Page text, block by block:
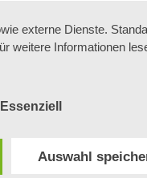
externe Dienste.
weitere Informationen
Essenziell
Auswahl